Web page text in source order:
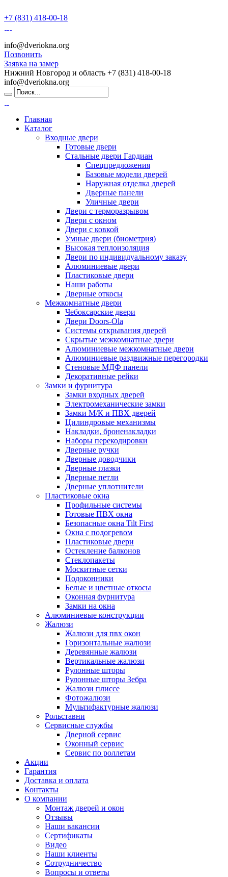
+7 (831) 418-00-18
info@dveriokna.org
Позвонить
Заявка на замер
Нижний Новгород и область +7 (831) 418-00-18
info@dveriokna.org
Главная
Каталог
Входные двери
Готовые двери
Стальные двери Гардиан
Спецпредложения
Базовые модели дверей
Наружная отделка дверей
Дверные панели
Уличные двери
Двери с терморазрывом
Двери с окном
Двери с ковкой
Умные двери (биометрия)
Высокая теплоизоляция
Двери по индивидуальному заказу
Алюминиевые двери
Пластиковые двери
Наши работы
Дверные откосы
Межкомнатные двери
Чебоксарские двери
Двери Doors-Ola
Системы открывания дверей
Скрытые межкомнатные двери
Алюминиевые межкомнатные двери
Алюминиевые раздвижные перегородки
Стеновые МДФ панели
Декоративные рейки
Замки и фурнитура
Замки входных дверей
Электромеханические замки
Замки М/К и ПВХ дверей
Цилиндровые механизмы
Накладки, броненакладки
Наборы перекодировки
Дверные ручки
Дверные доводчики
Дверные глазки
Дверные петли
Дверные уплотнители
Пластиковые окна
Профильные системы
Готовые ПВХ окна
Безопасные окна Tilt First
Окна с подогревом
Пластиковые двери
Остекление балконов
Стеклопакеты
Москитные сетки
Подоконники
Белые и цветные откосы
Оконная фурнитура
Замки на окна
Алюминиевые конструкции
Жалюзи
Жалюзи для пвх окон
Горизонтальные жалюзи
Деревянные жалюзи
Вертикальные жалюзи
Рулонные шторы
Рулонные шторы Зебра
Жалюзи плиссе
Фотожалюзи
Мультифактурные жалюзи
Рольставни
Сервисные службы
Дверной сервис
Оконный сервис
Сервис по роллетам
Акции
Гарантия
Доставка и оплата
Контакты
О компании
Монтаж дверей и окон
Отзывы
Наши вакансии
Сертификаты
Видео
Наши клиенты
Сотрудничество
Вопросы и ответы